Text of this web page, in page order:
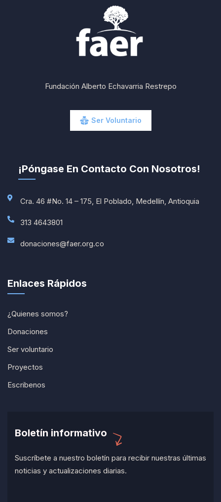
Fundación Alberto Echavarria Restrepo
Ser Voluntario
¡Póngase En Contacto Con Nosotros!
Cra. 46 #No. 14 – 175, El Poblado, Medellín, Antioquia
313 4643801
donaciones@faer.org.co
Enlaces Rápidos
¿Quienes somos?
Donaciones
Ser voluntario
Proyectos
Escribenos
Boletín informativo
Suscríbete a nuestro boletín para recibir nuestras últimas
noticias y actualizaciones diarias.